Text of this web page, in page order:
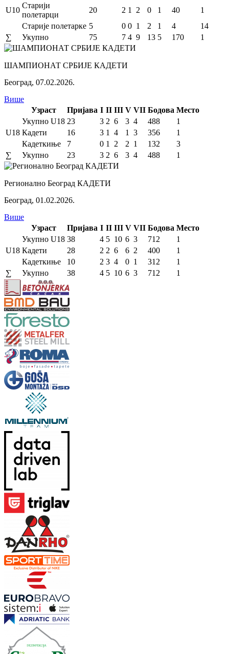
U10
Старији
полетарци
20 2 1 2 0 1 40
1
Старије полетарке 5 0 0 1 2 1 4
14
∑
Укупно 75 7 4 9 13 5 170 1
ШАМПИОНАТ СРБИЈЕ КАДЕТИ
Београд, 07.02.2026.
Више
Узраст
Пријава I II III V VII Бодова Место
U18
Укупно U18 23 3 2 6 3 4 488
1
Кадети
16 3 1 4 1 3 356
1
Кадеткиње
7 0 1 2 2 1 132
3
∑
Укупно 23 3 2 6 3 4 488 1
Регионално Београд КАДЕТИ
Београд, 01.02.2026.
Више
Узраст
Пријава I II III V VII Бодова Место
U18
Укупно U18 38 4 5 10 6 3 712
1
Кадети
28 2 2 6 6 2 400
1
Кадеткиње
10 2 3 4 0 1 312
1
∑
Укупно 38 4 5 10 6 3 712 1